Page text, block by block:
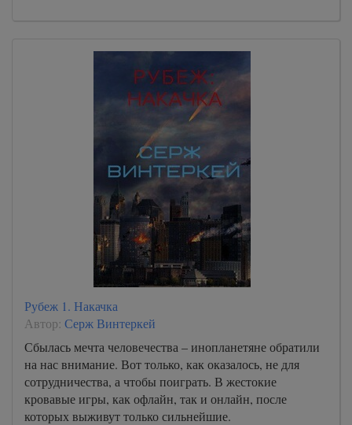
Рубеж 1. Накачка
Автор: Серж Винтеркей
Сбылась мечта человечества – инопланетяне обратили
на нас внимание. Вот только, как оказалось, не для
сотрудничества, а чтобы поиграть. В жестокие
кровавые игры, как офлайн, так и онлайн, после
которых выживут только сильнейшие.